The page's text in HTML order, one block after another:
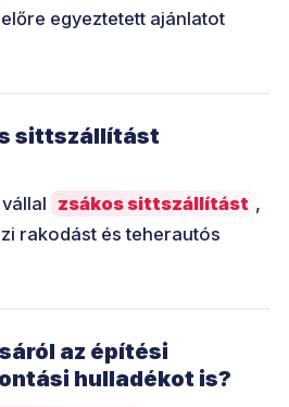
egyeztetett ajánlatot
sittszállítást
zsákos sittszállítást ,
rakodást és teherautós
az építési
hulladékot is?